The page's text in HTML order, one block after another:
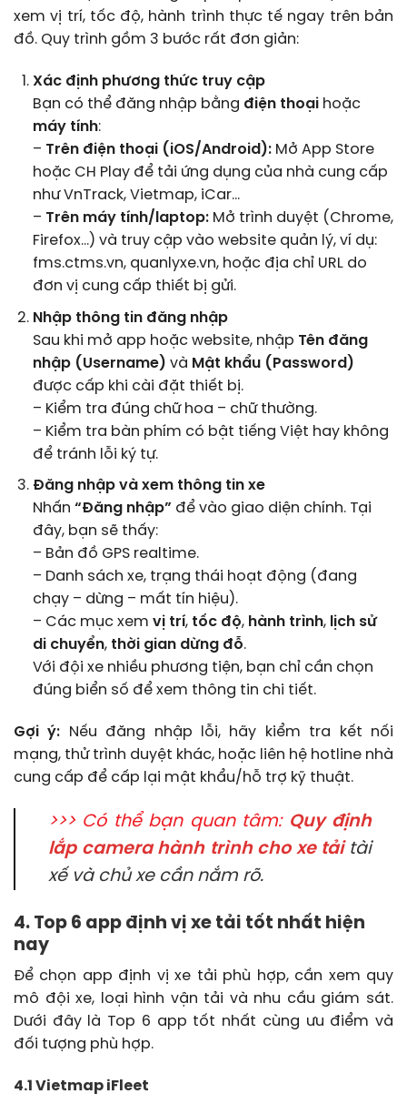
xem vị trí, tốc độ, hành trình thực tế ngay trên bản
đồ. Quy trình gồm 3 bước rất đơn giản:
Xác định phương thức truy cập
Bạn có thể đăng nhập bằng điện thoạihoặc
máy tính:
– Trên điện thoại (iOS/Android):Mở App Store
hoặc CH Play để tải ứng dụng của nhà cung cấp
như VnTrack, Vietmap, iCar…
– Trên máy tính/laptop:Mở trình duyệt (Chrome,
Firefox…) và truy cập vào website quản lý, ví dụ:
fms.ctms.vn, quanlyxe.vn, hoặc địa chỉ URL do
đơn vị cung cấp thiết bị gửi.
Nhập thông tin đăng nhập
Sau khi mở app hoặc website, nhập Tên đăng
nhập (Username) và Mật khẩu (Password)
được cấp khi cài đặt thiết bị.
– Kiểm tra đúng chữ hoa – chữ thường.
– Kiểm tra bàn phím có bật tiếng Việt hay không
để tránh lỗi ký tự.
Đăng nhập và xem thông tin xe
Nhấn “Đăng nhập” để vào giao diện chính. Tại
đây, bạn sẽ thấy:
– Bản đồ GPS realtime.
– Danh sách xe, trạng thái hoạt động (đang
chạy – dừng – mất tín hiệu).
– Các mục xem vị trí, tốc độ, hành trình, lịch sử
di chuyển, thời gian dừng đỗ.
Với đội xe nhiều phương tiện, bạn chỉ cần chọn
đúng biển số để xem thông tin chi tiết.
Gợi ý: Nếu đăng nhập lỗi, hãy kiểm tra kết nối
mạng, thử trình duyệt khác, hoặc liên hệ hotline nhà
cung cấp để cấp lại mật khẩu/hỗ trợ kỹ thuật.
>>> Có thể bạn quan tâm: Quy định
lắp camera hành trình cho xe tảitài
xế và chủ xe cần nắm rõ.
4. Top 6 app định vị xe tải tốt nhất hiện
nay
Để chọn app định vị xe tải phù hợp, cần xem quy
mô đội xe, loại hình vận tải và nhu cầu giám sát.
Dưới đây là Top 6 app tốt nhất cùng ưu điểm và
đối tượng phù hợp.
4.1 Vietmap iFleet